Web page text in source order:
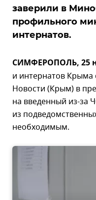
заверили в
профильного
интернатов.
СИМФЕРОПОЛЬ, 25
и интернатов
Новости (Крым) в
на введенный из-за
из
необходимым.